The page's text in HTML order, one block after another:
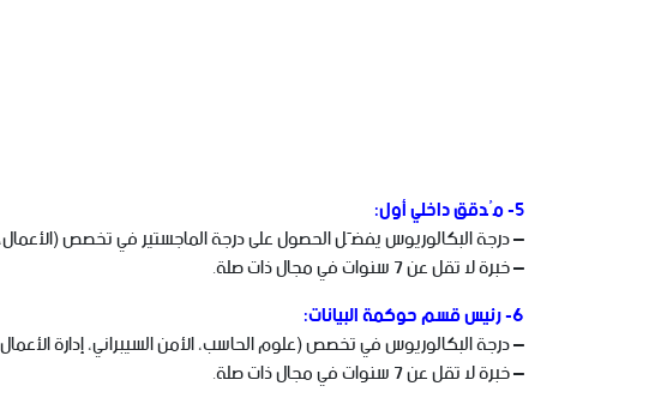
5- مُدقق داخلي أول:
– درجة البكالوريوس يفضّل الحصول على درجة الماجستير في تخصص
– خبرة لا تقل عن 7 سنوات في مجال ذات صلة.
6- رئيس قسم حوكمة البيانات:
– درجة البكالوريوس في تخصص (علوم الحاسب، الأمن السيبراني، إدارة
– خبرة لا تقل عن 7 سنوات في مجال ذات صلة.